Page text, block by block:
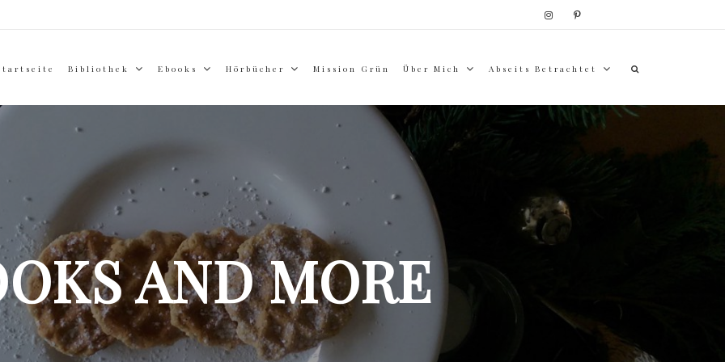
Bibliothek Ebooks Hörbücher Mission Grün Über Mich Abseits Betrachtet
AND MORE